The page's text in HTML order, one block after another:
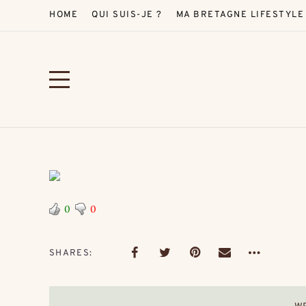
HOME QUI SUIS-JE ? MA BRETAGNE LIFESTYLE
0 0
SHARES